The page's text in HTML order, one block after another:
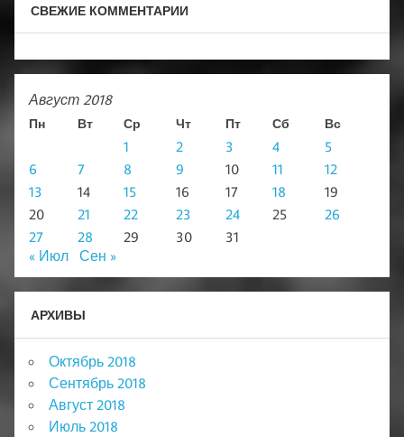
СВЕЖИЕ КОММЕНТАРИИ
Август 2018
Пн Вт Ср Чт Пт Сб Вс
1 2 3 4
5
6
7 8 9 10 11
12
13
14 15 16 17 18
19
20
21 22 23 24 25
26
27
28 29 30
31
« Июл Сен »
АРХИВЫ
Октябрь 2018
Сентябрь 2018
Август 2018
Июль 2018